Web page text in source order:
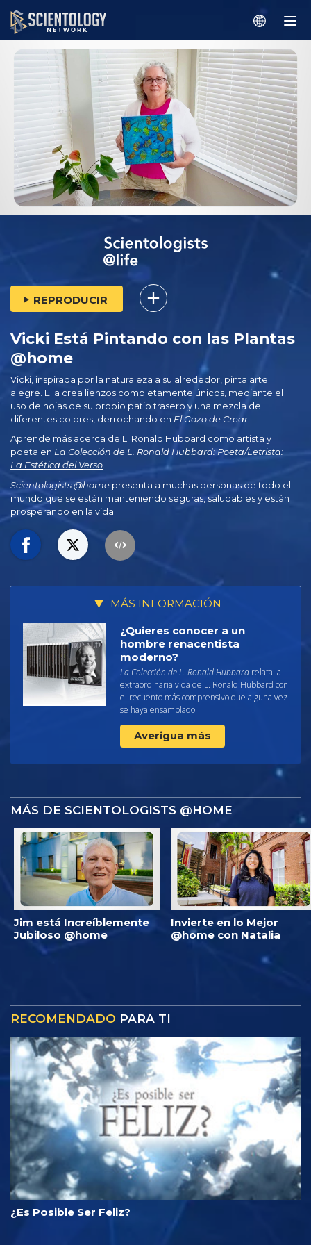
REPRODUCIR
Vicki Está Pintando con las Plantas
@home
Vicki, inspirada por la naturaleza a su alrededor, pinta arte
alegre. Ella crea lienzos completamente únicos, mediante el
uso de hojas de su propio patio trasero y una mezcla de
diferentes colores, derrochando en El Gozo de Crear.
Aprende más acerca de L. Ronald Hubbard como artista y
poeta en La Colección de L. Ronald Hubbard: Poeta/Letrista:
La Estética del Verso.
Scientologists @home presenta a muchas personas de todo el
mundo que se están manteniendo seguras, saludables y están
prosperando en la vida.
MÁS INFORMACIÓN
¿Quieres conocer a un
hombre renacentista
moderno?
La Colección de L. Ronald Hubbard relata la
extraordinaria vida de L. Ronald Hubbard con
el recuento más comprensivo que alguna vez
se haya ensamblado.
Averigua más
MÁS DE SCIENTOLOGISTS @HOME
Jim está Increíblemente
Jubiloso @home
Invierte en lo Mejor
@home con Natalia
RECOMENDADO PARA TI
¿Es Posible Ser Feliz?